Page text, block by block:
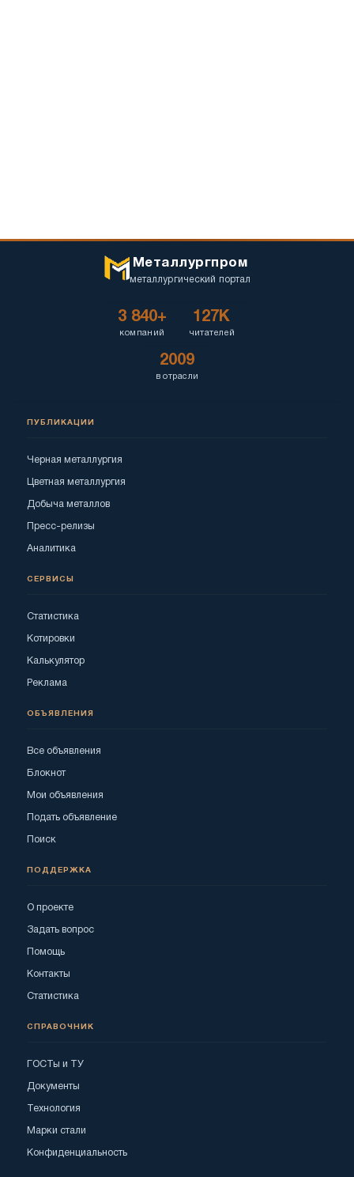
Металлургпром
металлургический портал
3 840+
компаний
127K
читателей
2009
в отрасли
ПУБЛИКАЦИИ
Черная металлургия
Цветная металлургия
Добыча металлов
Пресс-релизы
Аналитика
СЕРВИСЫ
Статистика
Котировки
Калькулятор
Реклама
ОБЪЯВЛЕНИЯ
Все объявления
Блокнот
Мои объявления
Подать объявление
Поиск
ПОДДЕРЖКА
О проекте
Задать вопрос
Помощь
Контакты
Статистика
СПРАВОЧНИК
ГОСТы и ТУ
Документы
Технология
Марки стали
Конфиденциальность